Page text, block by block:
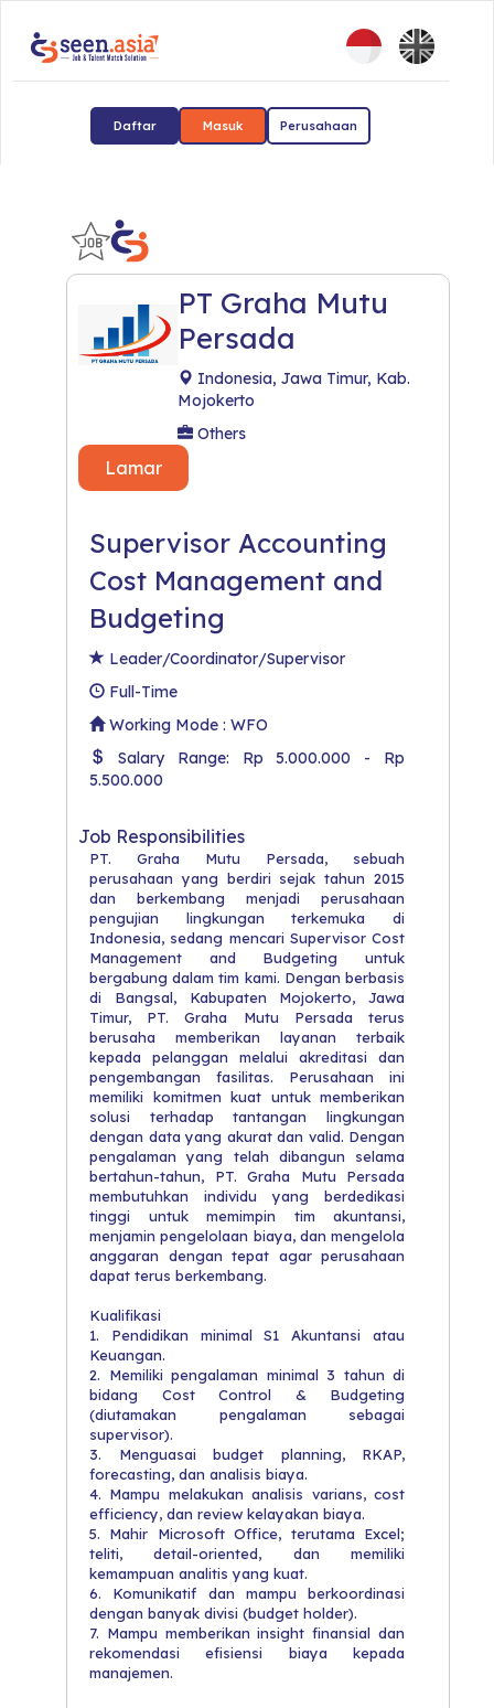
Daftar Masuk Perusahaan
PT Graha Mutu
Persada
Indonesia, Jawa Timur, Kab.
Mojokerto
Others
Lamar
Supervisor Accounting
Cost Management and
Budgeting
Leader/Coordinator/Supervisor
Full-Time
Working Mode : WFO
Salary Range: Rp 5.000.000 - Rp
5.500.000
Job Responsibilities
PT. Graha Mutu Persada, sebuah
perusahaan yang berdiri sejak tahun 2015
dan berkembang menjadi perusahaan
pengujian lingkungan terkemuka di
Indonesia, sedang mencari Supervisor Cost
Management and Budgeting untuk
bergabung dalam tim kami. Dengan berbasis
di Bangsal, Kabupaten Mojokerto, Jawa
Timur, PT. Graha Mutu Persada terus
berusaha memberikan layanan terbaik
kepada pelanggan melalui akreditasi dan
pengembangan fasilitas. Perusahaan ini
memiliki komitmen kuat untuk memberikan
solusi terhadap tantangan lingkungan
dengan data yang akurat dan valid. Dengan
pengalaman yang telah dibangun selama
bertahun-tahun, PT. Graha Mutu Persada
membutuhkan individu yang berdedikasi
tinggi untuk memimpin tim akuntansi,
menjamin pengelolaan biaya, dan mengelola
anggaran dengan tepat agar perusahaan
dapat terus berkembang.
Kualifikasi
1. Pendidikan minimal S1 Akuntansi atau
Keuangan.
2. Memiliki pengalaman minimal 3 tahun di
bidang Cost Control & Budgeting
(diutamakan pengalaman sebagai
supervisor).
3. Menguasai budget planning, RKAP,
forecasting, dan analisis biaya.
4. Mampu melakukan analisis varians, cost
efficiency, dan review kelayakan biaya.
5. Mahir Microsoft Office, terutama Excel;
teliti, detail-oriented, dan memiliki
kemampuan analitis yang kuat.
6. Komunikatif dan mampu berkoordinasi
dengan banyak divisi (budget holder).
7. Mampu memberikan insight finansial dan
rekomendasi efisiensi biaya kepada
manajemen.